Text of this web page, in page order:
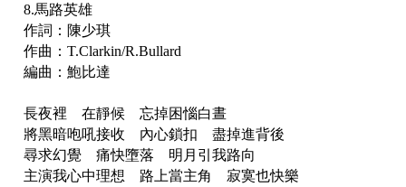
8.馬路英雄
作詞：陳少琪
作曲：T.Clarkin/R.Bullard
編曲：鮑比達
長夜裡 在靜候 忘掉困惱白晝
將黑暗咆吼接收 內心鎖扣 盡掉進背後
尋求幻覺 痛快墮落 明月引我路向
主演我心中理想 路上當主角 寂寞也快樂